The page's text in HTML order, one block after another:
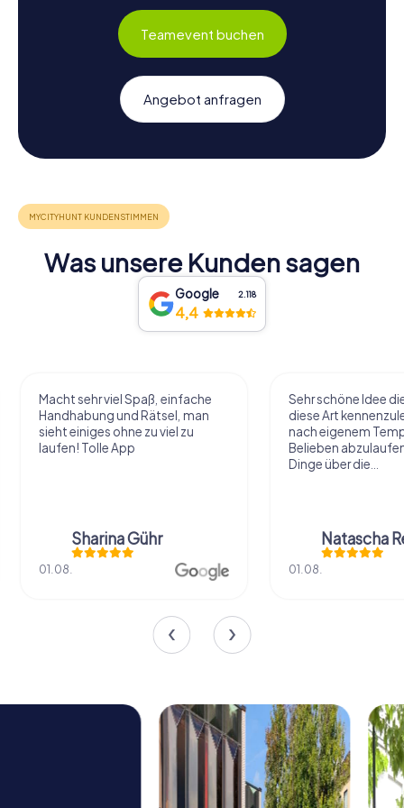
Teamevent buchen
Angebot anfragen
Was unsere Kunden sagen
Google 2.118
4,4
Macht sehr viel Spaß, einfache
Handhabung und Rätsel, man
sieht einiges ohne zu viel zu
laufen! Tolle App
Sharina Gühr
01.08.
Sehr schöne Idee
diese Art
nach eigenem
Belieben
Dinge über die...
Natascha
01.08.